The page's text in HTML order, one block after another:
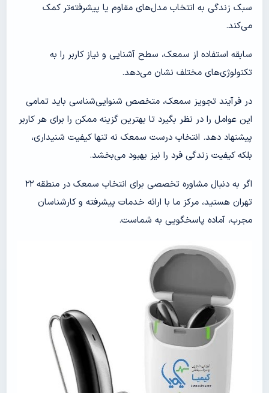
سبک زندگی به انتخاب مدل‌های مقاوم یا پیشرفته‌تر کمک
می‌کند.
سابقه استفاده از سمعک، سطح آشنایی و نیاز کاربر را به
تکنولوژی‌های مختلف نشان می‌دهد.
در فرآیند تجویز سمعک، متخصص شنوایی‌شناسی باید تمامی
این عوامل را در نظر بگیرد تا بهترین گزینه ممکن را برای هر کاربر
پیشنهاد دهد. انتخاب درست سمعک نه تنها کیفیت شنیداری،
بلکه کیفیت زندگی فرد را نیز بهبود می‌بخشد.
اگر به دنبال مشاوره تخصصی برای انتخاب سمعک در منطقه ۲۲
تهران هستید، مرکز ما با ارائه خدمات پیشرفته و کارشناسان
مجرب، آماده پاسخگویی به شماست.